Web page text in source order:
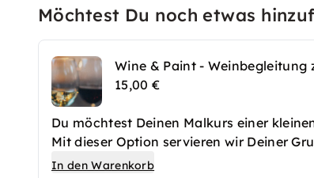
Möchtest Du noch etwas
Wine & Paint - Weinbegleitung
15,00 €
Du möchtest Deinen Malkurs einer
Mit dieser Option servieren wir Deiner
In den Warenkorb